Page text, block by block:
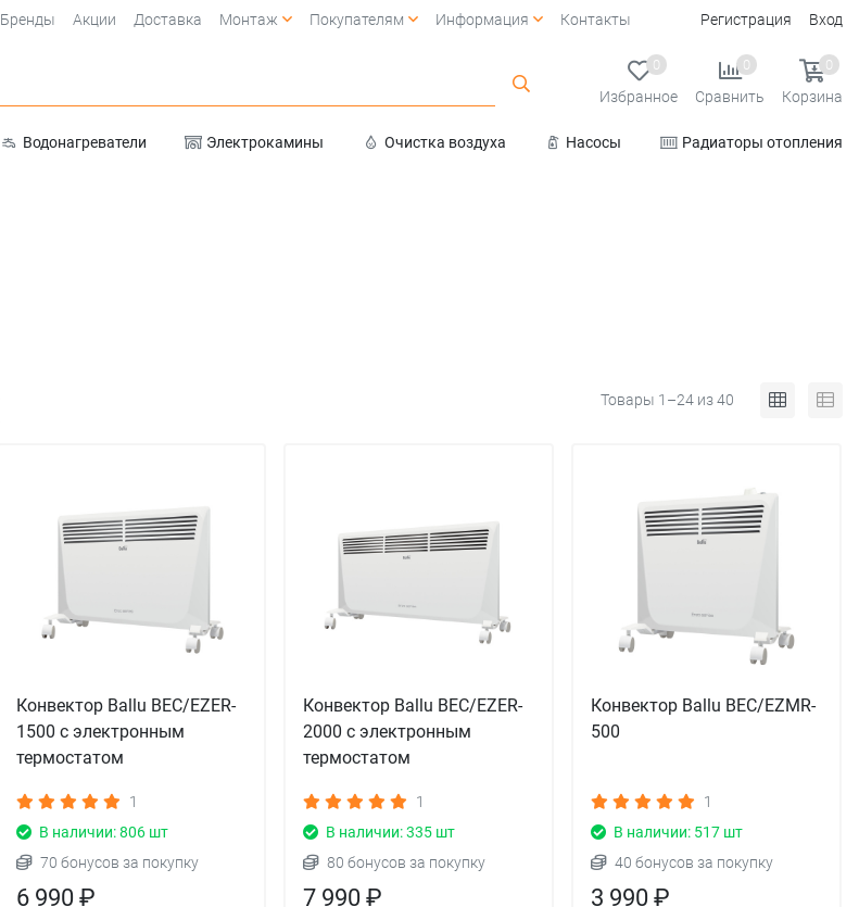
Водонагреватели Электрокамины Очистка воздуха Насосы
Радиаторы отопления
0
Избранное
0
Сравнить
0
Корзина
Бренды Акции Доставка Монтаж Покупателям Информация Контакты Регистрация Вход
Товары 1–24 из 40
Конвектор Ballu BEC/EZER-
1500 с электронным
термостатом
1
В наличии: 806 шт
70 бонусов за покупку
6 990 ₽
Конвектор Ballu BEC/EZER-
2000 с электронным
термостатом
1
В наличии: 335 шт
80 бонусов за покупку
7 990 ₽
Конвектор Ballu BEC/EZMR-
500
1
В наличии: 517 шт
40 бонусов за покупку
3 990 ₽